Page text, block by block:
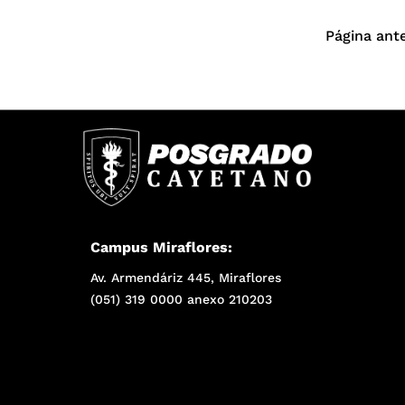
Página
Campus Miraflores:
Av. Armendáriz 445, Miraflores
(051) 319 0000 anexo 210203